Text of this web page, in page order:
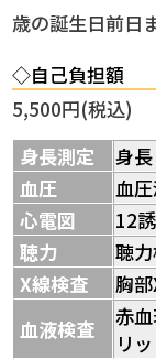
歳の誕生日前日
◇自己負担額
5,500円(税込)
身長測定
身
血圧
血
心電図
12
聴力
聴
X線検査
胸
血液検査
赤
リ